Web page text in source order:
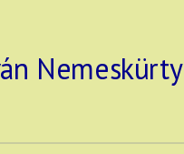
Nemeskürty